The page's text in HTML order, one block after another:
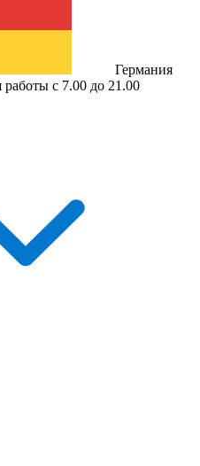
Германия
работы с 7.00 до 21.00